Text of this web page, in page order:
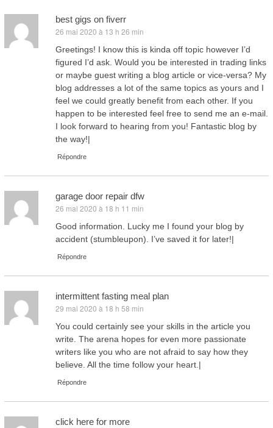
best gigs on fiverr
dit :
26 mai 2020 à 13 h 26 min
Greetings! I know this is kinda off topic however I’d
figured I’d ask. Would you be interested in trading links
or maybe guest writing a blog article or vice-versa? My
blog addresses a lot of the same topics as yours and I
feel we could greatly benefit from each other. If you
happen to be interested feel free to send me an e-mail.
I look forward to hearing from you! Fantastic blog by
the way!|
Répondre
garage door repair dfw
dit :
26 mai 2020 à 18 h 11 min
Good information. Lucky me I found your blog by
accident (stumbleupon). I’ve saved it for later!|
Répondre
intermittent fasting meal plan
dit :
29 mai 2020 à 18 h 58 min
You could certainly see your skills in the article you
write. The arena hopes for even more passionate
writers like you who are not afraid to say how they
believe. All the time follow your heart.|
Répondre
click here for more